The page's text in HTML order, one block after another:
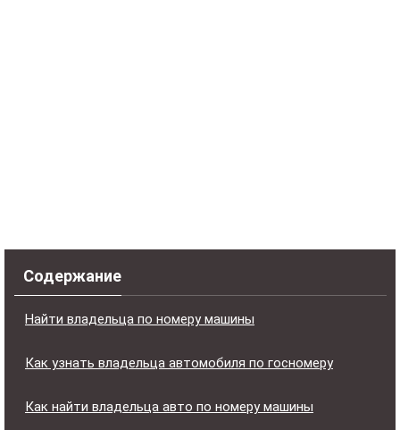
Содержание
Найти владельца по номеру машины
Как узнать владельца автомобиля по госномеру
Как найти владельца авто по номеру машины